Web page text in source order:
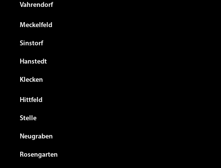
Vahrendorf
Meckelfeld
Sinstorf
Hanstedt
Klecken
Hittfeld
Stelle
Neugraben
Rosengarten